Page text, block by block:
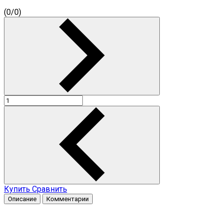
(0/0)
Купить Сравнить
Описание Комментарии